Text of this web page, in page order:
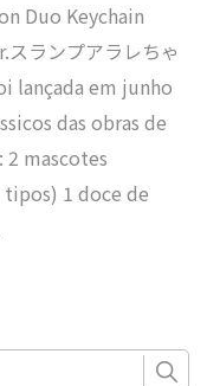
Duo Keychain
スランプアラレちゃ
lançada em junho
das obras de
2 mascotes
1 doce de